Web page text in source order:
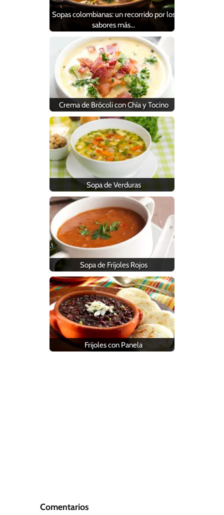
Sopas colombianas: un recorrido por los
sabores más…
Crema de Brócoli con Chía y Tocino
Sopa de Verduras
Sopa de Fríjoles Rojos
Frijoles con Panela
Comentarios